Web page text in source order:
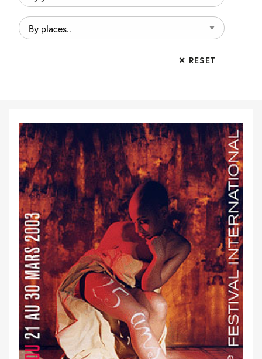
years..
By
places..
✕ RESET